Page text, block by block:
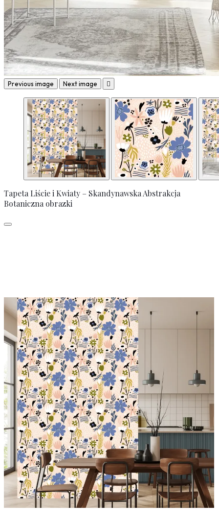
Previous image Next image 
Tapeta Liście i Kwiaty – Skandynawska Abstrakcja
Botaniczna obrazki